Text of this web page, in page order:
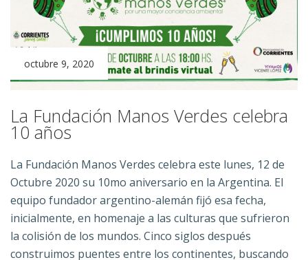
octubre 9, 2020
La Fundación Manos Verdes celebra
10 años
La Fundación Manos Verdes celebra este lunes, 12 de
Octubre 2020 su 10mo aniversario en la Argentina. El
equipo fundador argentino-alemán fijó esa fecha,
inicialmente, en homenaje a las culturas que sufrieron
la colisión de los mundos. Cinco siglos después
construimos puentes entre los continentes, buscando